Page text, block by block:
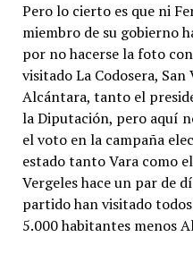
Pero lo cierto es que ni
miembro de su gobierno
por no hacerse la foto
visitado La Codosera,
Alcántara, tanto el
la Diputación, pero aquí
el voto en la campaña
estado tanto Vara como
Vergeles hace un par de
partido han visitado
5.000 habitantes menos